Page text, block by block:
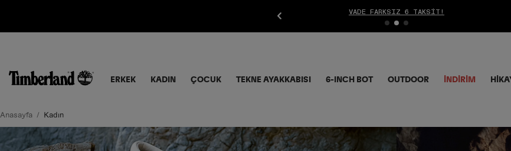
ÜCRETSIZ İADE
ERKEK KADIN ÇOCUK TEKNE AYAKKABISI 6-INCH BOT OUTDOOR İNDIRIM
Anasayfa Kadın